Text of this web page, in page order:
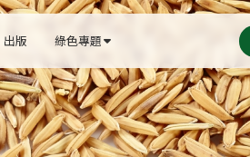
出版 綠色專題 